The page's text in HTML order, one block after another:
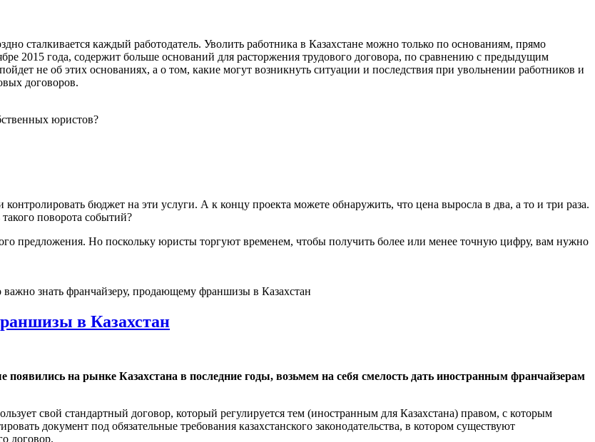
сталкивается каждый работодатель. Уволить работника в Казахстане можно только по основаниям, прямо
2015 года, содержит больше оснований для расторжения трудового договора, по сравнению с предыдущим
не об этих основаниях, а о том, какие могут возникнуть ситуации и последствия при увольнении работников и
договоров.
бюджет на эти услуги. А к концу проекта можете обнаружить, что цена выросла в два, а то и три раза.
поворота событий?
предложения. Но поскольку юристы торгуют временем, чтобы получить более или менее точную цифру, вам нужно
в Казахстан
на рынке Казахстана в последние годы, возьмем на себя смелость дать иностранным франчайзерам
свой стандартный договор, который регулируется тем (иностранным для Казахстана) правом, с которым
документ под обязательные требования казахстанского законодательства, в котором существуют
договор.